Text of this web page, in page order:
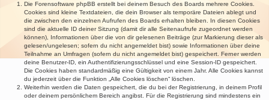
Die Forensoftware phpBB erstellt bei deinem Besuch des Boards mehrere Cookies.
Cookies sind kleine Textdateien, die dein Browser als temporäre Dateien ablegt und
die zwischen den einzelnen Aufrufen des Boards erhalten bleiben. In diesen Cookies
sind die aktuelle ID deiner Sitzung (damit dir alle Seitenaufrufe zugeordnet werden
können), Informationen über die von dir gelesenen Beiträge (zur Markierung dieser als
gelesen/ungelesen; sofern du nicht angemeldet bist) sowie Informationen über deine
Teilnahme an Umfragen (sofern du nicht angemeldet bist) gespeichert. Ferner werden
deine Benutzer-ID, ein Authentifizierungsschlüssel und eine Session-ID gespeichert.
Die Cookies haben standardmäßig eine Gültigkeit von einem Jahr. Alle Cookies kannst
du jederzeit über die Funktion „Alle Cookies löschen“ löschen.
Weiterhin werden die Daten gespeichert, die du bei der Registrierung, in deinem Profil
oder deinem persönlichem Bereich angibst. Für die Registrierung sind mindestens ein